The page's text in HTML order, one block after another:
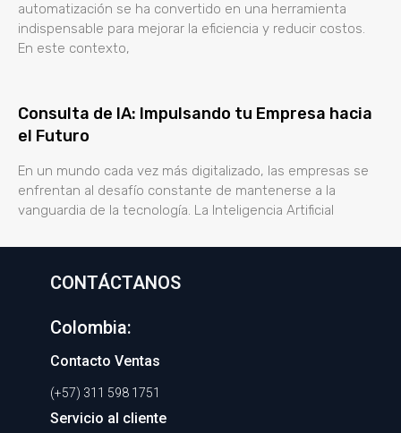
automatización se ha convertido en una herramienta
indispensable para mejorar la eficiencia y reducir costos.
En este contexto,
Consulta de IA: Impulsando tu Empresa hacia
el Futuro
En un mundo cada vez más digitalizado, las empresas se
enfrentan al desafío constante de mantenerse a la
vanguardia de la tecnología. La Inteligencia Artificial
CONTÁCTANOS
Colombia:
Contacto Ventas
(+57) 311 598 1751
Servicio al cliente